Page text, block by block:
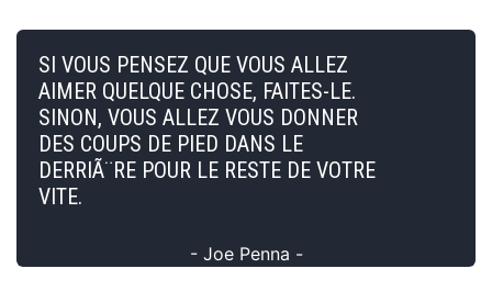
SI VOUS PENSEZ QUE VOUS ALLEZ
AIMER QUELQUE CHOSE, FAITES-LE.
SINON, VOUS ALLEZ VOUS DONNER
DES COUPS DE PIED DANS LE
DERRIÃ¨RE POUR LE RESTE DE VOTRE
VITE.
- Joe Penna -